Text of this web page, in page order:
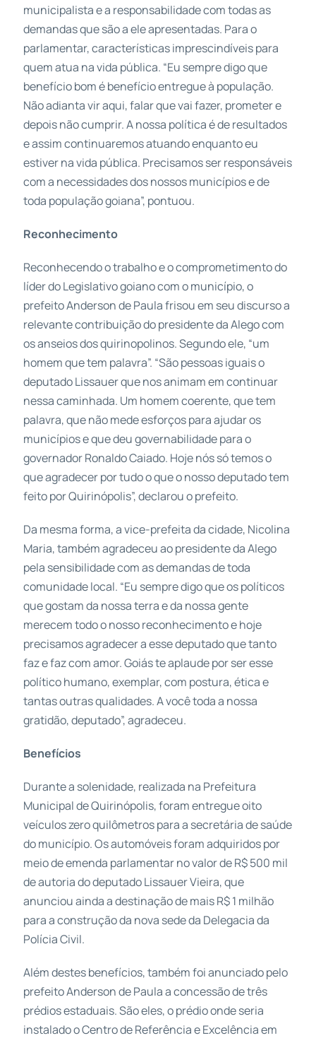
municipalista e a responsabilidade com todas as
demandas que são a ele apresentadas. Para o
parlamentar, características imprescindíveis para
quem atua na vida pública. “Eu sempre digo que
benefício bom é benefício entregue à população.
Não adianta vir aqui, falar que vai fazer, prometer e
depois não cumprir. A nossa política é de resultados
e assim continuaremos atuando enquanto eu
estiver na vida pública. Precisamos ser responsáveis
com a necessidades dos nossos municípios e de
toda população goiana”, pontuou.
Reconhecimento
Reconhecendo o trabalho e o comprometimento do
líder do Legislativo goiano com o município, o
prefeito Anderson de Paula frisou em seu discurso a
relevante contribuição do presidente da Alego com
os anseios dos quirinopolinos. Segundo ele, “um
homem que tem palavra”. “São pessoas iguais o
deputado Lissauer que nos animam em continuar
nessa caminhada. Um homem coerente, que tem
palavra, que não mede esforços para ajudar os
municípios e que deu governabilidade para o
governador Ronaldo Caiado. Hoje nós só temos o
que agradecer por tudo o que o nosso deputado tem
feito por Quirinópolis”, declarou o prefeito.
Da mesma forma, a vice-prefeita da cidade, Nicolina
Maria, também agradeceu ao presidente da Alego
pela sensibilidade com as demandas de toda
comunidade local. “Eu sempre digo que os políticos
que gostam da nossa terra e da nossa gente
merecem todo o nosso reconhecimento e hoje
precisamos agradecer a esse deputado que tanto
faz e faz com amor. Goiás te aplaude por ser esse
político humano, exemplar, com postura, ética e
tantas outras qualidades. A você toda a nossa
gratidão, deputado”, agradeceu.
Benefícios
Durante a solenidade, realizada na Prefeitura
Municipal de Quirinópolis, foram entregue oito
veículos zero quilômetros para a secretária de saúde
do município. Os automóveis foram adquiridos por
meio de emenda parlamentar no valor de R$ 500 mil
de autoria do deputado Lissauer Vieira, que
anunciou ainda a destinação de mais R$ 1 milhão
para a construção da nova sede da Delegacia da
Polícia Civil.
Além destes benefícios, também foi anunciado pelo
prefeito Anderson de Paula a concessão de três
prédios estaduais. São eles, o prédio onde seria
instalado o Centro de Referência e Excelência em